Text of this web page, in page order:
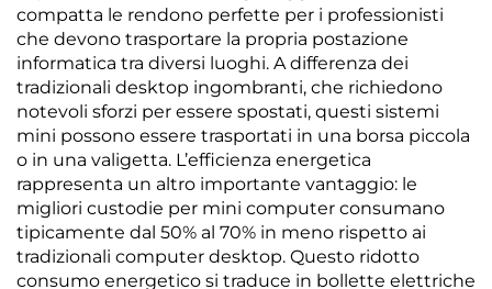
compatta le rendono perfette per i professionisti
che devono trasportare la propria postazione
informatica tra diversi luoghi. A differenza dei
tradizionali desktop ingombranti, che richiedono
notevoli sforzi per essere spostati, questi sistemi
mini possono essere trasportati in una borsa piccola
o in una valigetta. L’efficienza energetica
rappresenta un altro importante vantaggio: le
migliori custodie per mini computer consumano
tipicamente dal 50% al 70% in meno rispetto ai
tradizionali computer desktop. Questo ridotto
consumo energetico si traduce in bollette elettriche